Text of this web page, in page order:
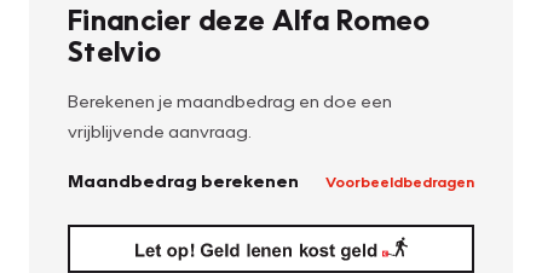
Financier deze Alfa Romeo
Stelvio
Berekenen je maandbedrag en doe een
vrijblijvende aanvraag.
Maandbedrag berekenen Voorbeeldbedragen